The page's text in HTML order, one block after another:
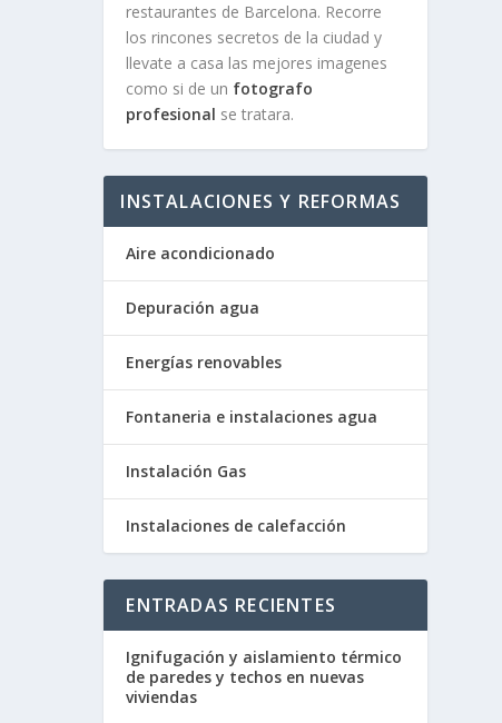
restaurantes de Barcelona. Recorre
los rincones secretos de la ciudad y
llevate a casa las mejores imagenes
como si de un fotografo
profesional se tratara.
INSTALACIONES Y REFORMAS
Aire acondicionado
Depuración agua
Energías renovables
Fontaneria e instalaciones agua
Instalación Gas
Instalaciones de calefacción
ENTRADAS RECIENTES
Ignifugación y aislamiento térmico
de paredes y techos en nuevas
viviendas